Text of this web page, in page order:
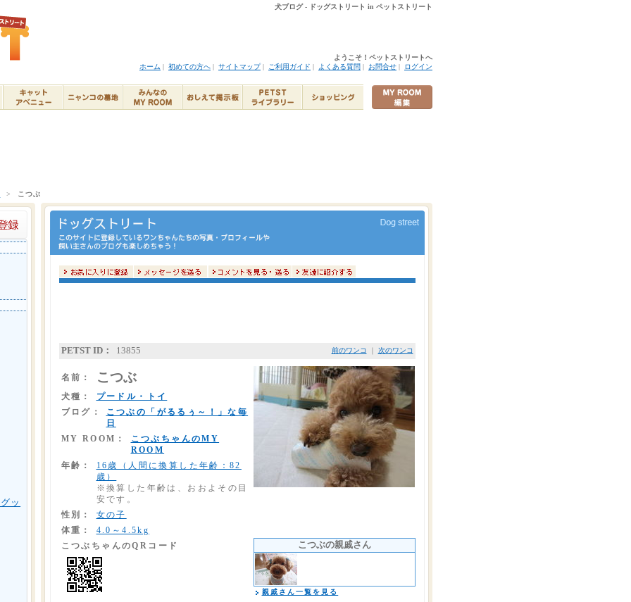
犬ブログ - ドッグストリート in ペットストリート
ようこそ！ペットストリートへ
ホーム | 初めての方へ | サイトマップ| ご利用ガイド | よくある質問 | お問合せ | ログイン
> こつぶ
ッ
PETST ID： 13855 前のワンコ 次のワンコ
名前： こつぶ
犬種：
プードル・トイ
ブログ：
こつぶの「がるるぅ～！」な毎
日
MY ROOM：
こつぶちゃんのMY
ROOM
年齢：
16歳（人間に換算した年齢：82
歳）
※換算した年齢は、おおよその目
安です。
性別：
女の子
体重：
4.0～4.5kg
こつぶちゃんのQRコード
こつぶの親戚さん
親戚さん一覧を見る